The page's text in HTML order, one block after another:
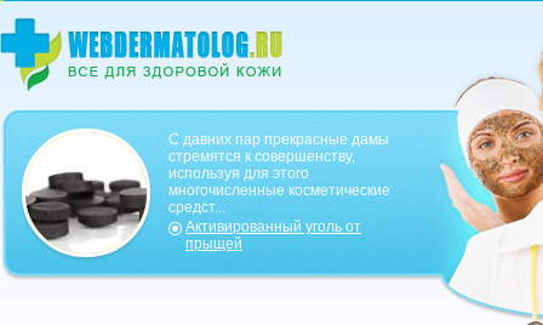
С давних пар прекрасные дамы
стремятся к совершенству,
используя для этого
многочисленные косметические
средст...
Активированный уголь от
прыщей